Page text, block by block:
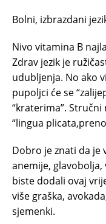
Bolni, izbrazdani
Nivo vitamina B
Zdrav jezik je
udubljenja. No ako
pupoljci će se
“kraterima”. Stručni
“lingua
Dobro je znati da je
anemije,
biste dodali ovaj
više graška,
sjemenki.